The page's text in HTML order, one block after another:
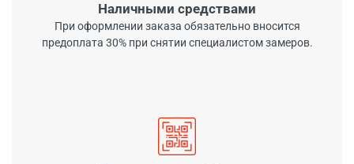
Наличными средствами
При оформлении заказа обязательно вносится
предоплата 30% при снятии специалистом замеров.